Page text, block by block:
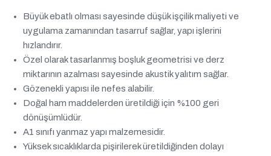
Büyük ebatlı olması sayesinde düşük işçilik maliyeti ve
uygulama zamanından tasarruf sağlar, yapı işlerini
hızlandırır.
Özel olarak tasarlanmış boşluk geometrisi ve derz
miktarının azalması sayesinde akustik yalıtım sağlar.
Gözenekli yapısı ile nefes alabilir.
Doğal ham maddelerden üretildiği için %100 geri
dönüşümlüdür.
A1 sınıfı yanmaz yapı malzemesidir.
Yüksek sıcaklıklarda pişirilerek üretildiğinden dolayı